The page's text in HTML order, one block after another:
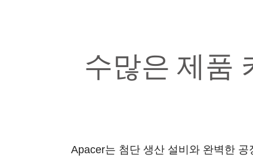
수많은 제품
Apacer는 첨단 생산 설비와 완벽한